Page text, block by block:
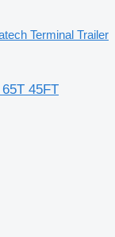
Terminal Trailer
45FT